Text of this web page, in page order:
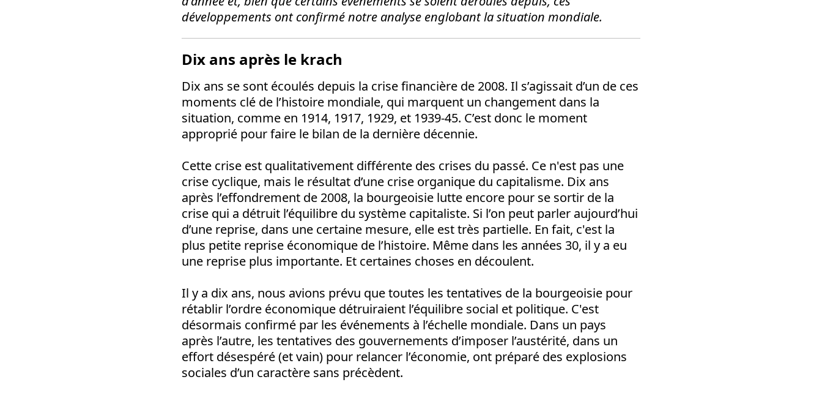
développements ont confirmé notre analyse englobant la situation mondiale.
Dix ans après le krach
Dix ans se sont écoulés depuis la crise financière de 2008. Il s’agissait d’un de ces
moments clé de l’histoire mondiale, qui marquent un changement dans la
situation, comme en 1914, 1917, 1929, et 1939-45. C’est donc le moment
approprié pour faire le bilan de la dernière décennie.
Cette crise est qualitativement différente des crises du passé. Ce n'est pas une
crise cyclique, mais le résultat d’une crise organique du capitalisme. Dix ans
après l’effondrement de 2008, la bourgeoisie lutte encore pour se sortir de la
crise qui a détruit l’équilibre du système capitaliste. Si l’on peut parler aujourd’hui
d’une reprise, dans une certaine mesure, elle est très partielle. En fait, c'est la
plus petite reprise économique de l’histoire. Même dans les années 30, il y a eu
une reprise plus importante. Et certaines choses en découlent.
Il y a dix ans, nous avions prévu que toutes les tentatives de la bourgeoisie pour
rétablir l’ordre économique détruiraient l’équilibre social et politique. C'est
désormais confirmé par les événements à l’échelle mondiale. Dans un pays
après l’autre, les tentatives des gouvernements d’imposer l’austérité, dans un
effort désespéré (et vain) pour relancer l’économie, ont préparé des explosions
sociales d’un caractère sans précèdent.